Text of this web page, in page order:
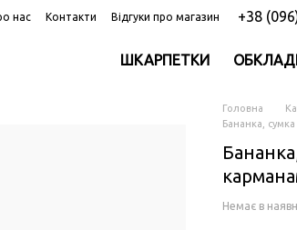
нас Контакти Відгуки про магазин +38
ШКАРПЕТКИ
Головна
Бананка,
Немає в